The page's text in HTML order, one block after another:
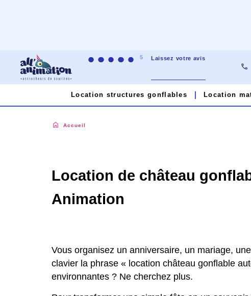
5
Laissez votre avis
Location structures gonflables Location
Accueil
Location de château
Animation
Vous organisez un anniversaire, un mariage,
clavier la phrase « location château gonflable
environnantes ? Ne cherchez plus.